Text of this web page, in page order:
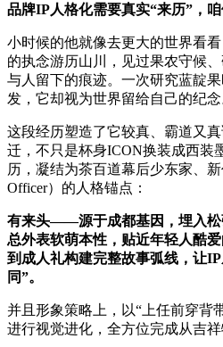
品牌IP人格化需要真实“来历”，
小时候的他就像去更大的世界看
的执念游历山川，见过果农守候
与人留下的痕迹。一次研究蓝靛
发，它却视为世界留给自己的纪念
这段经历塑造了它较真、霸道又
迁，不只是杯身ICON换装成西装
历，凝结为茶百道幕后少东家、新
Officer）的人格锚点：
有来头——源于成都基因，埋入
总外表软萌本性，贴近年轻人酷
到成人礼构建完整故事弧线，让
同”。
并且形象策略上，以“上任前穿背
进行视觉进化，全方位完成从吉祥